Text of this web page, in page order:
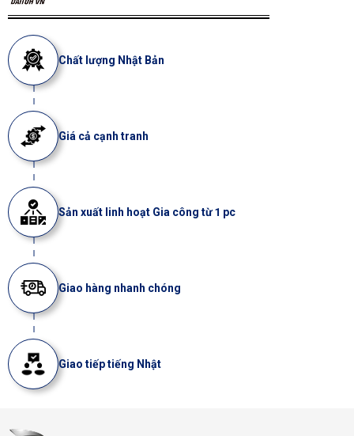
Chất lượng Nhật Bản
Giá cả cạnh tranh
Sản xuất linh hoạt Gia công từ 1 pc
Giao hàng nhanh chóng
Giao tiếp tiếng Nhật